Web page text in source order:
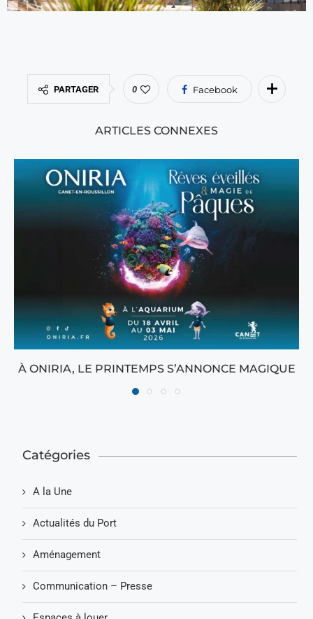
PARTAGER 0 Facebook
ARTICLES CONNEXES
À ONIRIA, LE PRINTEMPS S’ANNONCE MAGIQUE
Catégories
A la Une
Actualités du Port
Aménagement
Communication – Presse